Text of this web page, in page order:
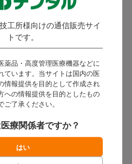
工所様向けの通信販売サイ
トです。
薬品・高度管理医療機器などに
ています。当サイトは国内の医
情報提供を目的として作成され
への情報提供を目的としたもの
ご了承ください。
療関係者ですか？
一
たフ
(2件
松風
ログイン後に価格が表示
されます。
会員限定コンテンツ
のご利用は、
録 が必要です。
会員の方は、
してご利用くださ